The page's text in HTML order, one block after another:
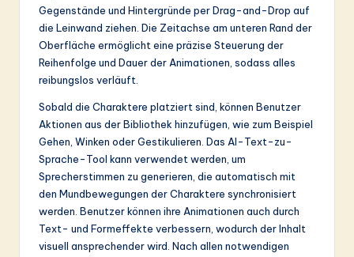
Gegenstände und Hintergründe per Drag-and-Drop auf
die Leinwand ziehen. Die Zeitachse am unteren Rand der
Oberfläche ermöglicht eine präzise Steuerung der
Reihenfolge und Dauer der Animationen, sodass alles
reibungslos verläuft.
Sobald die Charaktere platziert sind, können Benutzer
Aktionen aus der Bibliothek hinzufügen, wie zum Beispiel
Gehen, Winken oder Gestikulieren. Das AI-Text-zu-
Sprache-Tool kann verwendet werden, um
Sprecherstimmen zu generieren, die automatisch mit
den Mundbewegungen der Charaktere synchronisiert
werden. Benutzer können ihre Animationen auch durch
Text- und Formeffekte verbessern, wodurch der Inhalt
visuell ansprechender wird. Nach allen notwendigen